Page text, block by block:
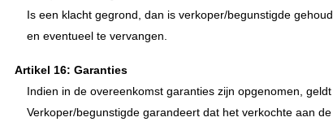
Is een klacht gegrond, dan is verkoper/begunstigde
en eventueel te vervangen.
Artikel 16: Garanties
Indien in de overeenkomst garanties zijn opgenomen,
Verkoper/begunstigde garandeert dat het verkochte aan